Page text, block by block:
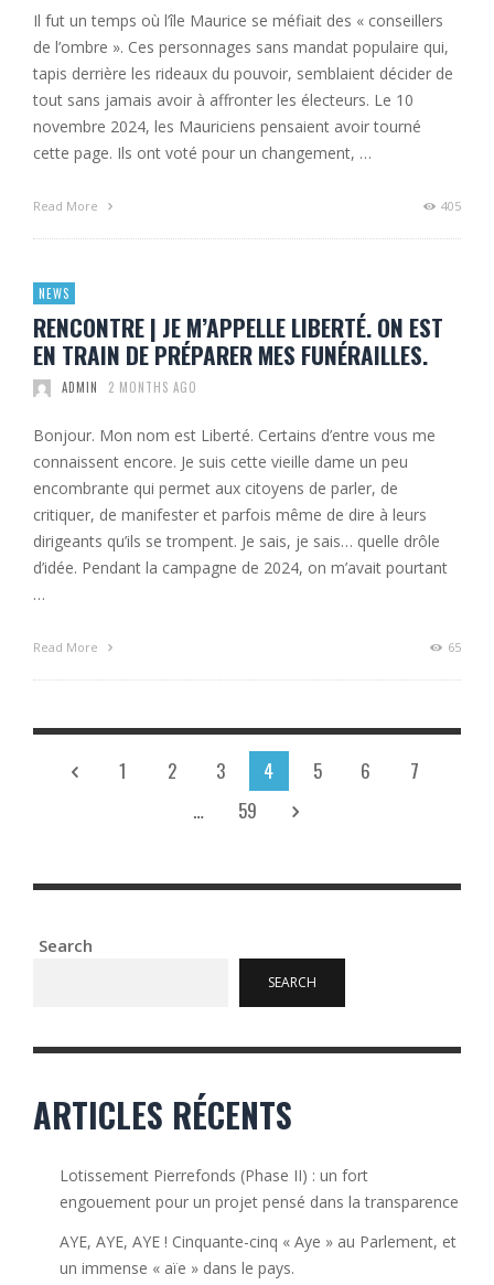
Il fut un temps où l’île Maurice se méfiait des « conseillers
de l’ombre ». Ces personnages sans mandat populaire qui,
tapis derrière les rideaux du pouvoir, semblaient décider de
tout sans jamais avoir à affronter les électeurs. Le 10
novembre 2024, les Mauriciens pensaient avoir tourné
cette page. Ils ont voté pour un changement, …
Read More 405
NEWS
RENCONTRE | JE M’APPELLE LIBERTÉ. ON EST
EN TRAIN DE PRÉPARER MES FUNÉRAILLES.
ADMIN 2 MONTHS AGO
Bonjour. Mon nom est Liberté. Certains d’entre vous me
connaissent encore. Je suis cette vieille dame un peu
encombrante qui permet aux citoyens de parler, de
critiquer, de manifester et parfois même de dire à leurs
dirigeants qu’ils se trompent. Je sais, je sais… quelle drôle
d’idée. Pendant la campagne de 2024, on m’avait pourtant
…
Read More 65
1 2 3 4 5 6
7
…
59
Search
SEARCH
ARTICLES RÉCENTS
Lotissement Pierrefonds (Phase II) : un fort
engouement pour un projet pensé dans la transparence
AYE, AYE, AYE ! Cinquante-cinq « Aye » au Parlement, et
un immense « aïe » dans le pays.